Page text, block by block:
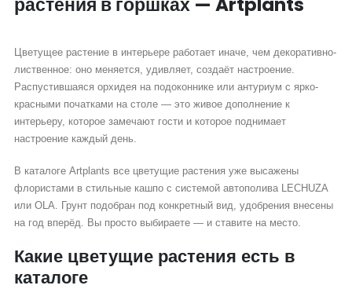
Цветущее растение в интерьере работает иначе, чем декоративно-
лиственное: оно меняется, удивляет, создаёт настроение.
Распустившаяся орхидея на подоконнике или антуриум с ярко-
красными початками на столе — это живое дополнение к
интерьеру, которое замечают гости и которое поднимает
настроение каждый день.
В каталоге Artplants все цветущие растения уже высажены
флористами в стильные кашпо с системой автополива LECHUZA
или OLA. Грунт подобран под конкретный вид, удобрения внесены
на год вперёд. Вы просто выбираете — и ставите на место.
Какие цветущие растения есть в
каталоге